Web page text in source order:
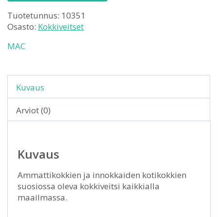
Tuotetunnus: 10351
Osasto: Kokkiveitset
MAC
Kuvaus
Arviot (0)
Kuvaus
Ammattikokkien ja innokkaiden kotikokkien
suosiossa oleva kokkiveitsi kaikkialla
maailmassa.